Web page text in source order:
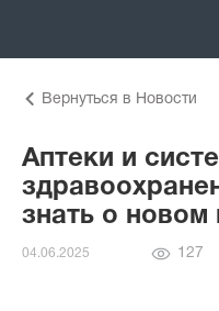
Вернуться в Новости
Аптеки и
знать о
04.06.2025 127